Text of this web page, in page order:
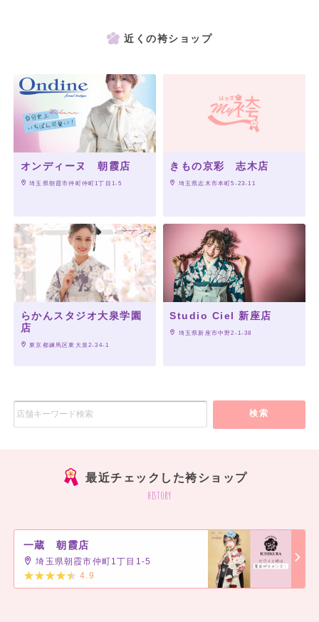
近くの袴ショップ
オンディーヌ 朝霞店
埼玉県朝霞市仲町仲町1丁目1-5
きもの京彩 志木店
埼玉県志木市本町5-23-11
らかんスタジオ大泉学園
店
東京都練馬区東大泉2-34-1
Studio Ciel 新座店
埼玉県新座市中野2-1-38
検索
最近チェックした袴ショップ
history
一蔵 朝霞店
埼玉県朝霞市仲町1丁目1-5
4.9